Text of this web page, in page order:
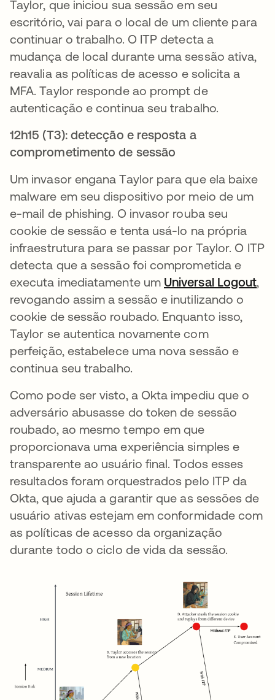
Taylor, que iniciou sua sessão em seu
escritório, vai para o local de um cliente para
continuar o trabalho. O ITP detecta a
mudança de local durante uma sessão ativa,
reavalia as políticas de acesso e solicita a
MFA. Taylor responde ao prompt de
autenticação e continua seu trabalho.
12h15 (T3): detecção e resposta a
comprometimento de sessão
Um invasor engana Taylor para que ela baixe
malware em seu dispositivo por meio de um
e-mail de phishing. O invasor rouba seu
cookie de sessão e tenta usá-lo na própria
infraestrutura para se passar por Taylor. O ITP
detecta que a sessão foi comprometida e
executa imediatamente um Universal Logout,
revogando assim a sessão e inutilizando o
cookie de sessão roubado. Enquanto isso,
Taylor se autentica novamente com
perfeição, estabelece uma nova sessão e
continua seu trabalho.
Como pode ser visto, a Okta impediu que o
adversário abusasse do token de sessão
roubado, ao mesmo tempo em que
proporcionava uma experiência simples e
transparente ao usuário final. Todos esses
resultados foram orquestrados pelo ITP da
Okta, que ajuda a garantir que as sessões de
usuário ativas estejam em conformidade com
as políticas de acesso da organização
durante todo o ciclo de vida da sessão.